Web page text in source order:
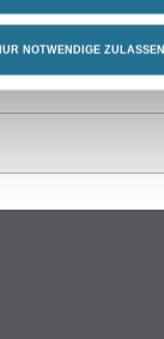
NOTWENDIGE ZULASSEN